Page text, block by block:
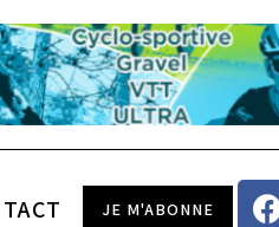
JE M'ABONNE